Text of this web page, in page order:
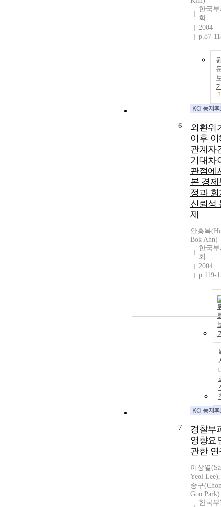
한국
회
2004
p.87-
2
6
외환위
이후 이
관계자
기대차
관점에
본 경제
정과 회
신뢰성
제
안홍복
Bok Ahn)
한국
회
2004
p.119-
7
경찰부
영향요
관한 연
이상열
Yeol
종구
Goo Park)
한국